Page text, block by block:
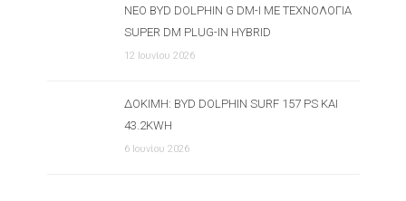
ΝΈΟ BYD DOLPHIN G DM-I ΜΕ ΤΕΧΝΟΛΟΓΊΑ
SUPER DM PLUG-IN HYBRID
12 Ιουνίου 2026
ΔΟΚΙΜΉ: BYD DOLPHIN SURF 157 PS ΚΑΙ
43.2KWH
6 Ιουνίου 2026